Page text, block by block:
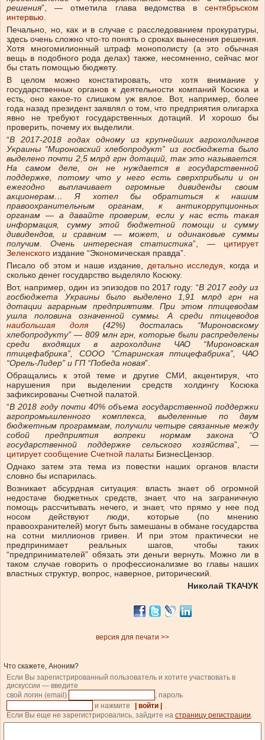
решения”, — отметила глава ведомства в сентябрьском
интервью.
Печально, но, как и в случае с расследованием прокуратуры,
здесь очень сложно что-то понять о сроках вынесения решения.
Хотя многомилионный штраф монополисту (а это обычная
вещь в подобного рода делах) также, несомненно, сейчас мог
бы стать помощью бюджету.
В целом можно констатировать, что хотя внимание у
государственных органов к деятельности компаний Косюка и
есть, оно какое-то слишком уж вялое. Вот, например, более
года назад президент заявлял о том, что предприятия олигарха
явно не требуют государственных дотаций. И хорошо бы
проверить, почему их выделили.
“В 2017-2018 годах одному из крупнейших агрохолдингов
Украины “Мироновский хлебопродукт” из госбюджета было
выделено почти 2,5 млрд грн дотаций, так это называется.
На самом деле, он не нуждается в государственной
поддержке, потому что у него есть сверхприбыли и он
ежегодно выплачивает огромные дивиденды своим
акционерам… Я хотел бы обратиться к нашим
правоохранительным органам, к антикоррупционных
органам — а давайте проверим, если у нас есть такая
информация, сумму этой бюджетной помощи и сумму
дивидендов, и сравним — может, и одинаковые суммы
получим. Очень интересная статистика”, — цитирует
Зеленского издание “Экономическая правда”.
Писало об этом и наше издание, детально исследуя, когда и
сколько денег государство выделяло Косюку.
Вот, например, один из эпизодов по 2017 году: “В 2017 году из
госбюджета Украины было выделено 1,91 млрд грн на
дотации аграрным предприятиям. При этом птицеводам
ушла половина означенной суммы. А среди птицеводов
наибольшая доля(42%) досталась “Мироновскому
хлебопродукту” — 809 млн грн, которые были распределены
среди входящих в агрохолдинг ЧАО “Мироновская
птицефабрика”, СООО “Старинская птицефабрика”, ЧАО
“Орель-Лидер” и ГП “Победа новая”.
Обращались к этой теме и другие СМИ, акцентируя, что
нарушения при выделении средств холдингу Косюка
зафиксированы Счетной палатой.
“В 2018 году почти 40% объема государственной поддержки
агропромышленного комплекса, выделенные по двум
бюджетным программам, получили четыре связанные между
собой предприятия вопреки нормам закона “О
государственной поддержке сельского хозяйства”, —
цитирует сообщение Счетной палаты БизнесЦензор.
Однако затем эта тема из повестки наших органов власти
словно бы испарилась.
Возникает абсурдная ситуация: власть знает об огромной
недостаче бюджетных средств, знает, что на заграничную
помощь рассчитывать нечего, и знает, что прямо у нее под
носом действуют люди, которые (по мнению
правоохранителей) могут быть замешаны в обмане государства
на сотни миллионов гривен. И при этом практически не
предпринимает реальных шагов, чтобы таких
“предпринимателей” обязать эти деньги вернуть. Можно ли в
таком случае говорить о профессионализме во главы наших
властных структур, вопрос, наверное, риторический.
Николай ТКАЧУК
версия для печати >>
Что скажете, Аноним?
Если Вы зарегистрированный пользователь и хотите участвовать в
дискуссии — введите
свой логин (email)
, пароль
и нажмите
| войти |
.
Если Вы еще не зарегистрировались, зайдите на страницу регистрации.